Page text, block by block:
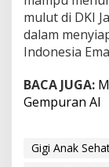
mulut di DKI
dalam
Indonesia
BACA JUGA:
Gempuran AI
Gigi Anak